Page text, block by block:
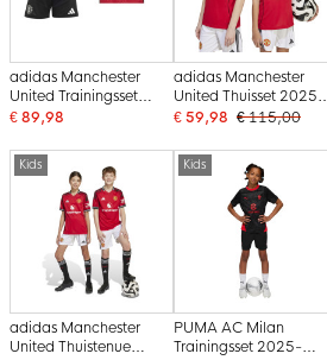
adidas Manchester
United Trainingsset
2026-2027 Kids Rood
€ 89,98
adidas Manchester
United Thuisset 2025-
2026 Kids
€ 59,98 € 115,00
Kids
adidas Manchester
United Thuistenue
Kids
PUMA AC Milan
Trainingsset 2025-